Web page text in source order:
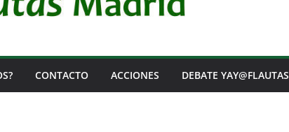
CONTACTO ACCIONES DEBATE YAY@FLAUTAS